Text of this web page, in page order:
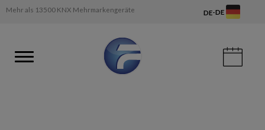
Mehr als 13500 KNX Mehrmarkengeräte DE-DE